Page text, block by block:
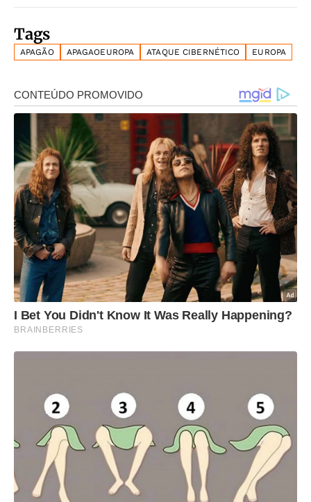
Tags
APAGÃO APAGAOEUROPA ATAQUE CIBERNÉTICO EUROPA